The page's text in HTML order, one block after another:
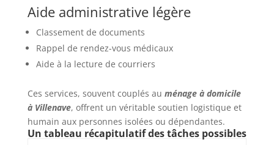
Aide administrative légère
Classement de documents
Rappel de rendez-vous médicaux
Aide à la lecture de courriers
Ces services, souvent couplés au ménage à domicile
à Villenave, offrent un véritable soutien logistique et
humain aux personnes isolées ou dépendantes.
Un tableau récapitulatif des tâches possibles